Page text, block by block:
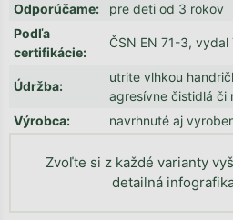
Odporúčame:
pre deti od 3 rokov
Podľa
certifikácie:
ČSN EN 71-3, vydal
Údržba:
utrite vlhkou
agresívne čistidlá či
Výrobca: navrhnuté aj
Zvoľte si z každé varianty
detailná